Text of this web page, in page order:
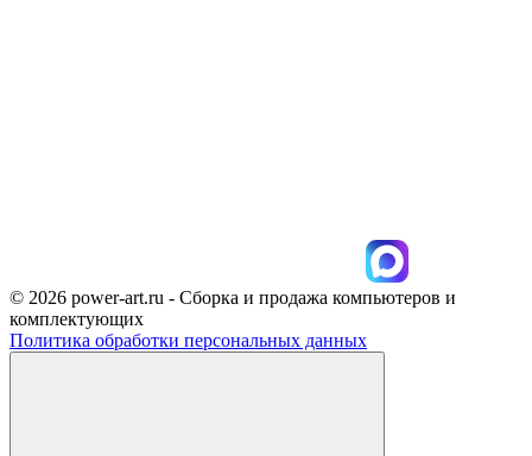
© 2026 power-art.ru - Сборка и продажа компьютеров и
комплектующих
Политика обработки персональных данных